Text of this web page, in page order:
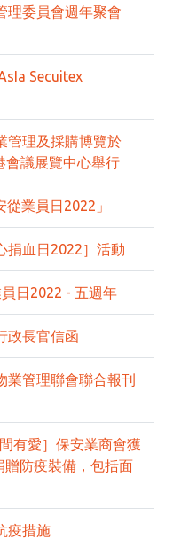
理委員會週年聚會
Secuitex
管理及採購博覽於
會議展覽中心舉行
業員日2022」
捐血日2022］活動
日2022 - 五週年
政長官信函
業管理聯會聯合報刊
有愛］保安業商會獲
防疫裝備，包括面
疫措施